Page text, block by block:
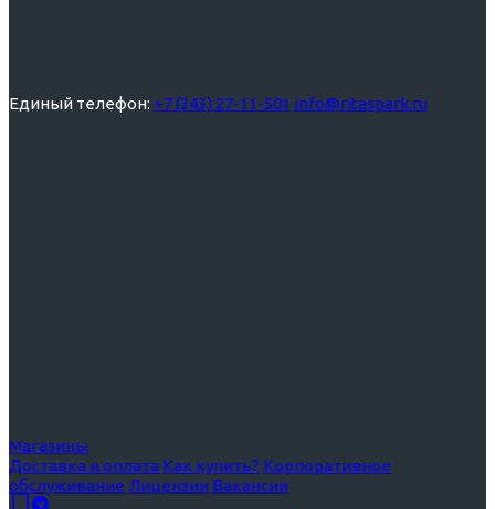
Единый телефон: +7 (343) 27-11-501 info@ritaspark.ru
Магазины
Доставка и оплата Как купить? Корпоративное
обслуживание Лицензии Вакансии